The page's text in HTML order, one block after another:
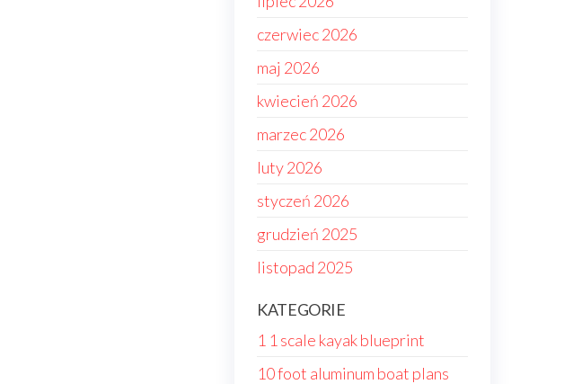
czerwiec 2026
maj 2026
kwiecień 2026
marzec 2026
luty 2026
styczeń 2026
grudzień 2025
listopad 2025
KATEGORIE
1 1 scale kayak blueprint
10 foot aluminum boat plans